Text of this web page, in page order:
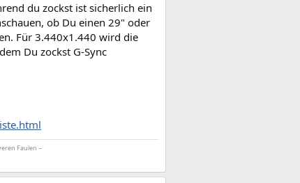
du zockst ist sicherlich ein
ob Du einen 29" oder
Für 3.440x1.440 wird die
Du zockst G-Sync
Faulen ~